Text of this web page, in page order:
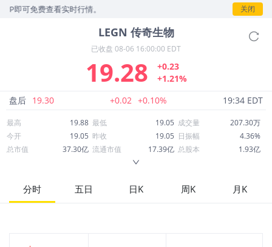
免费查看实时行情。 关闭
LEGN 传奇生物
已收盘 08-06 16:00:00 EDT
19.28
+0.23
+1.21%
盘后 19.30 +0.02 +0.10% 19:34 EDT
最高 19.88 最低 19.05 成交量
207.30万
今开
19.05 昨收 19.05 日振幅
4.36%
总市值
37.30亿 流通市值 17.39亿 总股本
1.93亿
52周最高
38.47 市盈率
-13.97
股息
分时 五日 日K 周K 月K